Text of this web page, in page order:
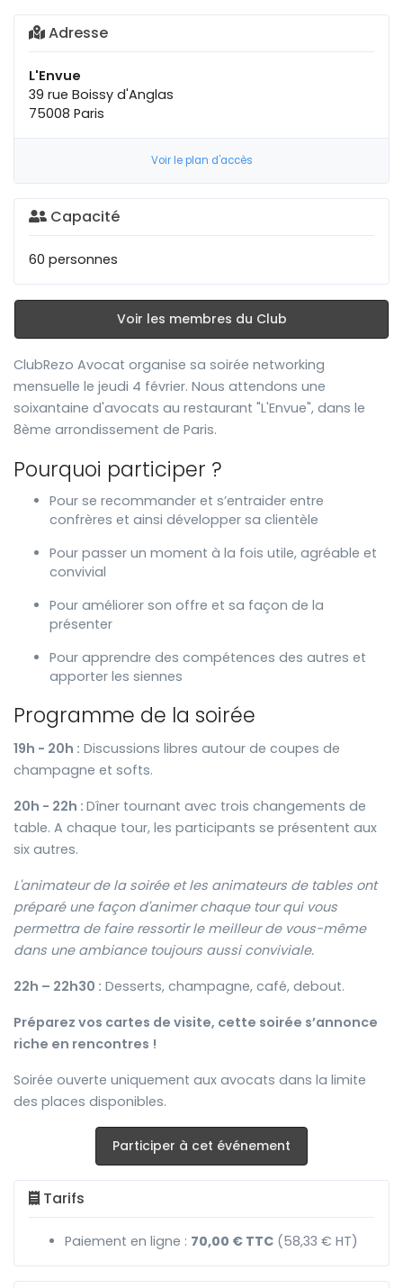
Adresse
L'Envue
39 rue Boissy d'Anglas
75008 Paris
Voir le plan d'accès
Capacité
60 personnes
Voir les membres du Club
ClubRezo Avocat organise sa soirée networking
mensuelle le jeudi 4 février. Nous attendons une
soixantaine d'avocats au restaurant "L'Envue", dans le
8ème arrondissement de Paris.
Pourquoi participer ?
Pour se recommander et s’entraider entre
confrères et ainsi développer sa clientèle
Pour passer un moment à la fois utile, agréable et
convivial
Pour améliorer son offre et sa façon de la
présenter
Pour apprendre des compétences des autres et
apporter les siennes
Programme de la soirée
19h - 20h : Discussions libres autour de coupes de
champagne et softs.
20h - 22h : Dîner tournant avec trois changements de
table. A chaque tour, les participants se présentent aux
six autres.
L'animateur de la soirée et les animateurs de tables ont
préparé une façon d'animer chaque tour qui vous
permettra de faire ressortir le meilleur de vous-même
dans une ambiance toujours aussi conviviale.
22h – 22h30 : Desserts, champagne, café, debout.
Préparez vos cartes de visite, cette soirée s’annonce
riche en rencontres !
Soirée ouverte uniquement aux avocats dans la limite
des places disponibles.
Participer à cet événement
Tarifs
Paiement en ligne : 70,00 € TTC (58,33 € HT)